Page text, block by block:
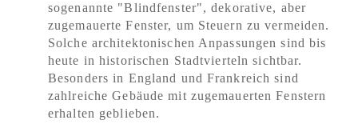
sogenannte "Blindfenster", dekorative, aber
zugemauerte Fenster, um Steuern zu vermeiden.
Solche architektonischen Anpassungen sind bis
heute in historischen Stadtvierteln sichtbar.
Besonders in England und Frankreich sind
zahlreiche Gebäude mit zugemauerten Fenstern
erhalten geblieben.